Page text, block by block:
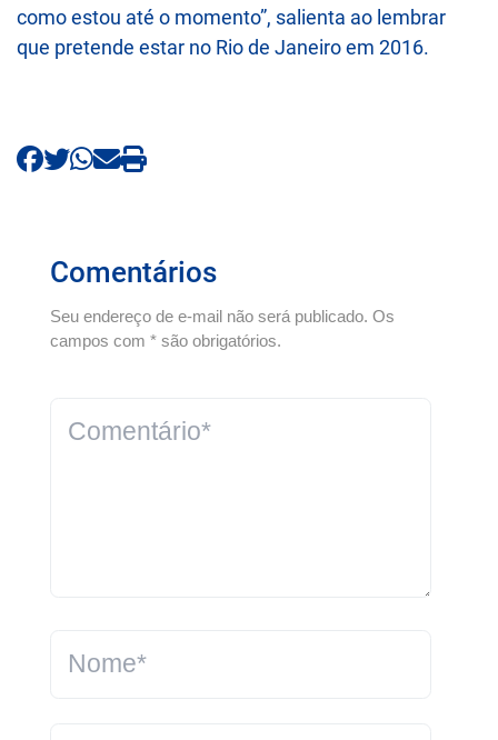
como estou até o momento”, salienta ao lembrar
que pretende estar no Rio de Janeiro em 2016.
Comentários
Seu endereço de e-mail não será publicado. Os
campos com * são obrigatórios.